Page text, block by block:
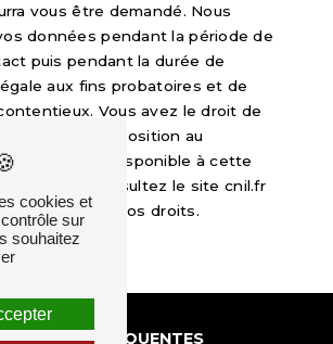
vous être demandé. Nous
données pendant la période de
puis pendant la durée de
aux fins probatoires et de
Vous avez le droit de
sur la liste d'opposition au
téléphonique, disponible à cette
. Consultez le site cnil.fr
sur vos droits.
FRÉQUENTES
cookies et
sur
souhaitez